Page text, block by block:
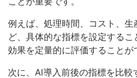
例えば、処理時間、コスト、生
ど、具体的な指標を設定する
効果を定量的に評価することが
次に、AI導入前後の指標を比較